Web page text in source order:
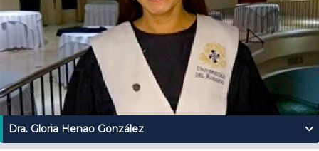
Dra. Gloria Henao González